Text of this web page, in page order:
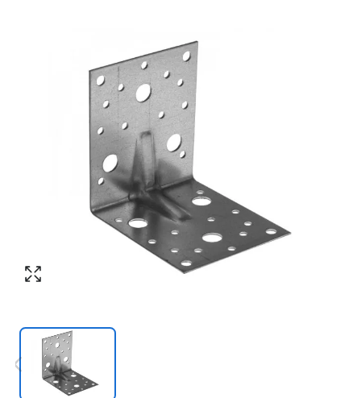
конфиденциальности
ПЕРЕЗВОНИТЕ МНЕ
Согласен с обработкой персональных
данных в соответствии с
конфиденциальности
КУПИТЬ